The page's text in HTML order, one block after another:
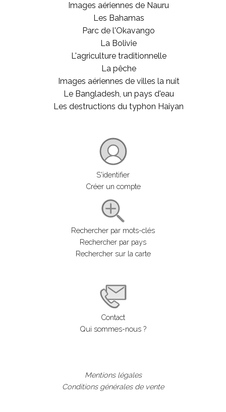
Images aériennes de Nauru
Les Bahamas
Parc de l'Okavango
La Bolivie
L'agriculture traditionnelle
La pêche
Images aériennes de villes la nuit
Le Bangladesh, un pays d'eau
Les destructions du typhon Haiyan
S'identifier
Créer un compte
Rechercher par mots-clés
Rechercher par pays
Rechercher sur la carte
Contact
Qui sommes-nous ?
Mentions légales
Conditions générales de vente